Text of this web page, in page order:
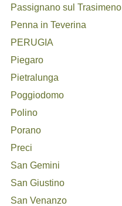
Passignano sul Trasimeno
Penna in Teverina
PERUGIA
Piegaro
Pietralunga
Poggiodomo
Polino
Porano
Preci
San Gemini
San Giustino
San Venanzo